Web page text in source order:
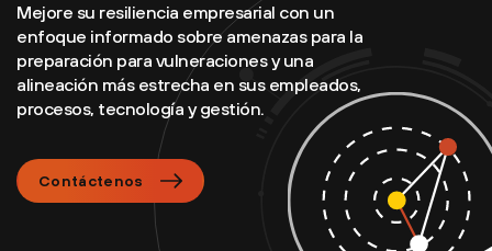
Mejore su resiliencia empresarial con un
enfoque informado sobre amenazas para la
preparación para vulneraciones y una
alineación más estrecha en sus empleados,
procesos, tecnología y gestión.
Contáctenos